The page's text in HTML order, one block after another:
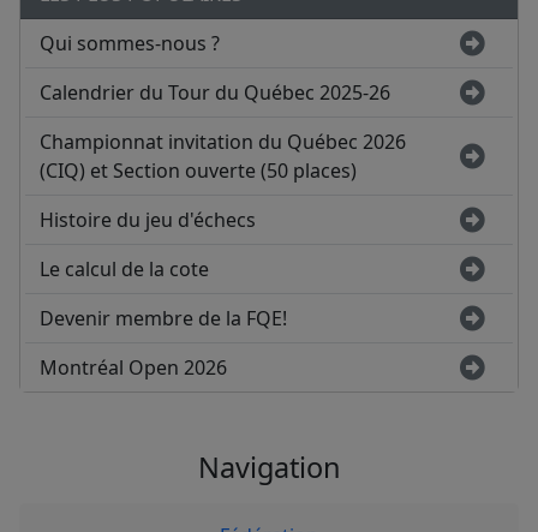
Qui sommes-nous ?
Calendrier du Tour du Québec 2025-26
Championnat invitation du Québec 2026
(CIQ) et Section ouverte (50 places)
Histoire du jeu d'échecs
Le calcul de la cote
Devenir membre de la FQE!
Montréal Open 2026
Navigation